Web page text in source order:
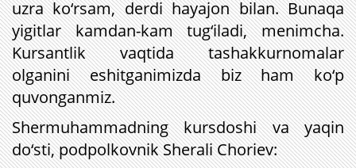
uzra ko‘rsam, derdi hayajon bilan. Bunaqa
yigitlar kamdan-kam tug‘iladi, menimcha.
Kursantlik vaqtida tashakkurnomalar
olganini eshitganimizda biz ham ko‘p
quvonganmiz.
Shermuhammadning kursdoshi va yaqin
do‘sti, podpolkovnik Sherali Choriev: